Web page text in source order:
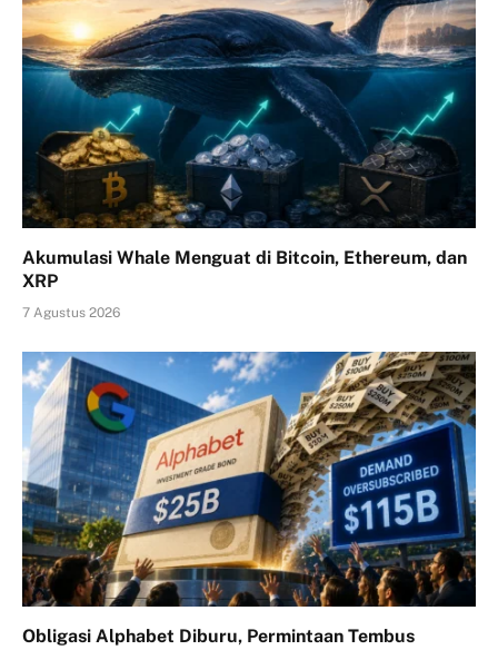
Akumulasi Whale Menguat di Bitcoin, Ethereum, dan
XRP
7 Agustus 2026
Obligasi Alphabet Diburu, Permintaan Tembus